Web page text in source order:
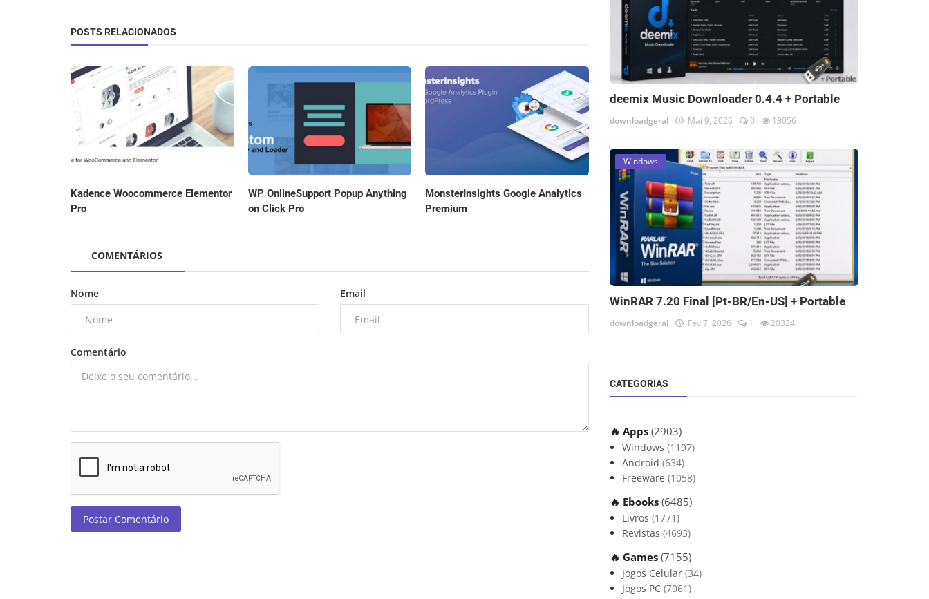
POSTS RELACIONADOS
Kadence Woocommerce Elementor
Pro
WP OnlineSupport Popup Anything
on Click Pro
MonsterInsights Google Analytics
Premium
COMENTÁRIOS
Nome Email
Comentário
Postar Comentário
deemix Music Downloader 0.4.4 + Portable
downloadgeral Mai 9, 2026 0 13056
Windows
WinRAR 7.20 Final [Pt-BR/En-US] + Portable
downloadgeral Fev 7, 2026 1 20324
CATEGORIAS
🔥 Apps (2903)
Windows (1197)
Android (634)
Freeware (1058)
🔥 Ebooks (6485)
Livros (1771)
Revistas (4693)
🔥 Games (7155)
Jogos Celular (34)
Jogos PC (7061)